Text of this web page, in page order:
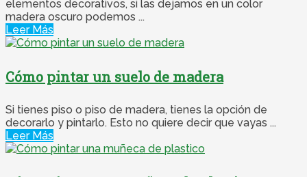
elementos decorativos, si las dejamos en un color
madera oscuro podemos ...
Leer Más
Cómo pintar un suelo de madera
Si tienes piso o piso de madera, tienes la opción de
decorarlo y pintarlo. Esto no quiere decir que vayas ...
Leer Más